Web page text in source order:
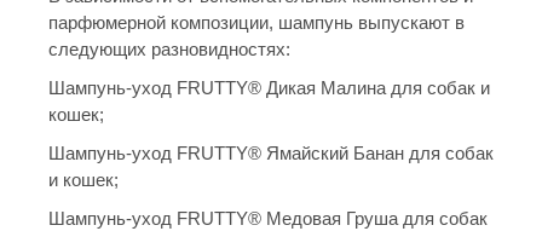
парфюмерной композиции, шампунь выпускают в
следующих разновидностях:
Шампунь-уход FRUTTY® Дикая Малина для собак и
кошек;
Шампунь-уход FRUTTY® Ямайский Банан для собак
и кошек;
Шампунь-уход FRUTTY® Медовая Груша для собак